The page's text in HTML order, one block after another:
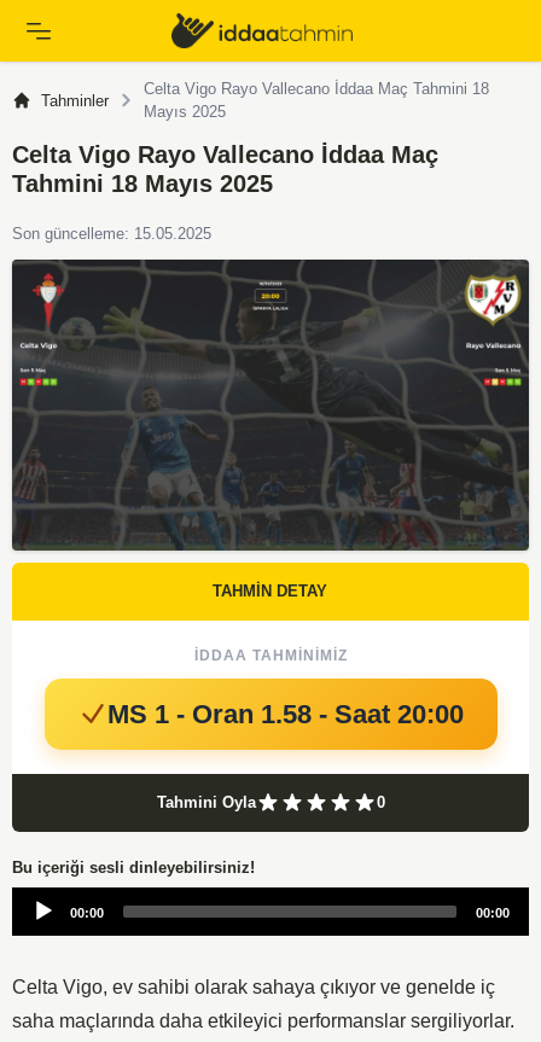
Tahminler
Celta Vigo Rayo Vallecano İddaa Maç Tahmini 18
Mayıs 2025
Celta Vigo Rayo Vallecano İddaa Maç
Tahmini 18 Mayıs 2025
Son güncelleme: 15.05.2025
TAHMİN DETAY
İDDAA TAHMINIMIZ
MS 1 - Oran 1.58 - Saat 20:00
Tahmini Oyla 0
Bu içeriği sesli dinleyebilirsiniz!
Audio
00:00 00:00
Celta Vigo, ev sahibi olarak sahaya çıkıyor ve genelde iç
saha maçlarında daha etkileyici performanslar sergiliyorlar.